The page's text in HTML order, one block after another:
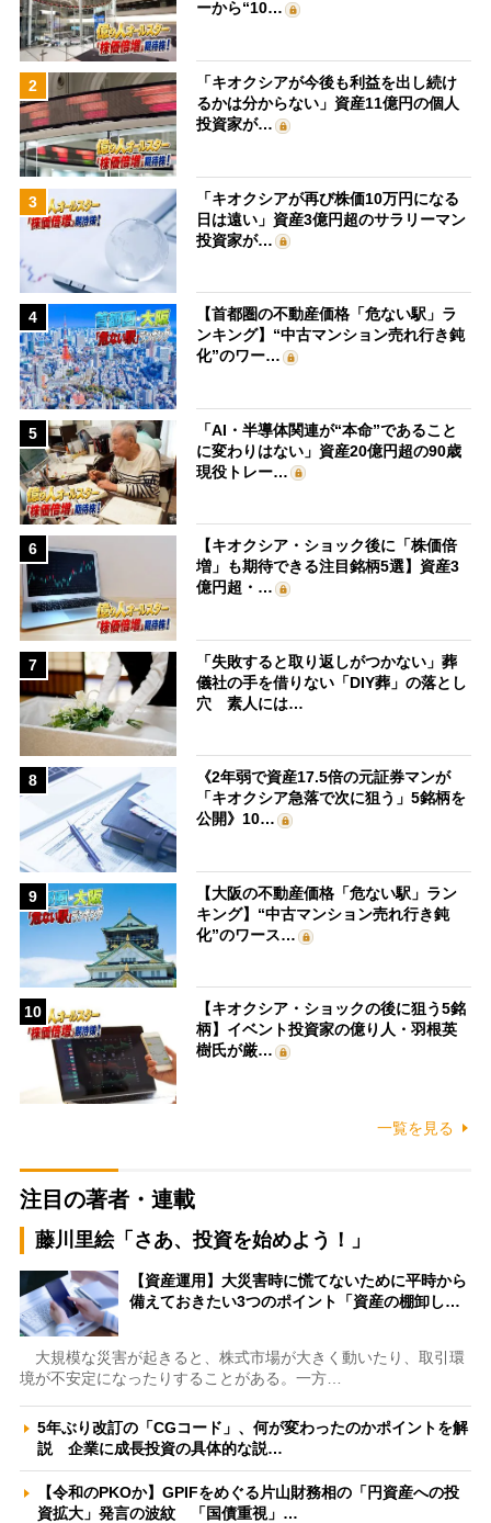
ーから“10…
2
「キオクシアが今後も利益を出し続け
るかは分からない」資産11億円の個人
投資家が…
3
「キオクシアが再び株価10万円になる
日は遠い」資産3億円超のサラリーマン
投資家が…
4
【首都圏の不動産価格「危ない駅」ラ
ンキング】“中古マンション売れ行き鈍
化”のワー…
5
「AI・半導体関連が“本命”であること
に変わりはない」資産20億円超の90歳
現役トレー…
6
【キオクシア・ショック後に「株価倍
増」も期待できる注目銘柄5選】資産3
億円超・…
7
「失敗すると取り返しがつかない」葬
儀社の手を借りない「DIY葬」の落とし
穴 素人には…
8
《2年弱で資産17.5倍の元証券マンが
「キオクシア急落で次に狙う」5銘柄を
公開》10…
9
【大阪の不動産価格「危ない駅」ラン
キング】“中古マンション売れ行き鈍
化”のワース…
10
【キオクシア・ショックの後に狙う5銘
柄】イベント投資家の億り人・羽根英
樹氏が厳…
一覧を見る
注目の著者・連載
藤川里絵「さあ、投資を始めよう！」
【資産運用】大災害時に慌てないために平時から
備えておきたい3つのポイント「資産の棚卸し…
大規模な災害が起きると、株式市場が大きく動いたり、取引環
境が不安定になったりすることがある。一方…
5年ぶり改訂の「CGコード」、何が変わったのかポイントを解
説 企業に成長投資の具体的な説…
【令和のPKOか】GPIFをめぐる片山財務相の「円資産への投
資拡大」発言の波紋 「国債重視」…